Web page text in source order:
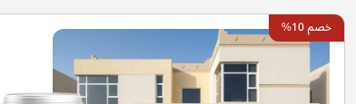
خصم 10%